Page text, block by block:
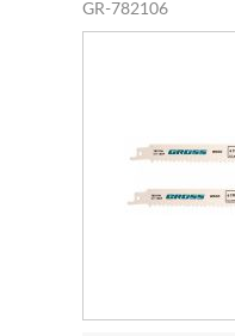
GR-782106